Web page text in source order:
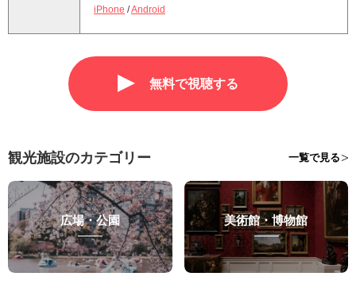
iPhone /Android
無料で視聴する
観光施設のカテゴリー 一覧で見る
広場・公園 美術館・博物館